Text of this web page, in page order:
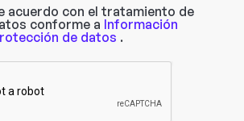
acuerdo con el tratamiento de
conforme a Información
de datos .